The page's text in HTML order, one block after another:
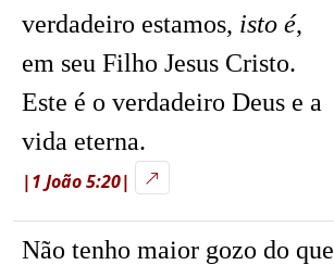
verdadeiro estamos, isto é,
em seu Filho Jesus Cristo.
Este é o verdadeiro Deus e a
vida eterna.
|1 João 5:20|
Não tenho maior gozo do que